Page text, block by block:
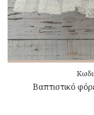
Βαπτιστικό